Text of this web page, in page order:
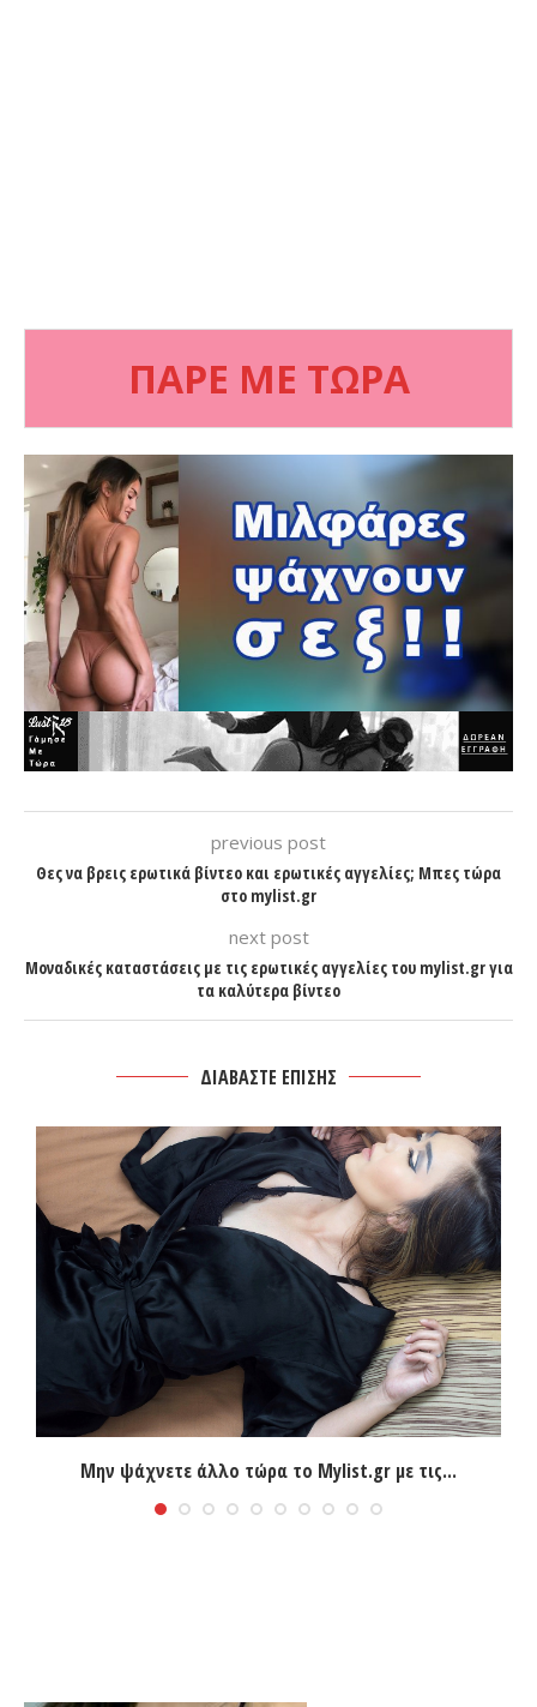
ΠΑΡΕ ΜΕ ΤΩΡΑ
previous post
Θες να βρεις ερωτικά βίντεο και ερωτικές αγγελίες; Μπες τώρα
στο mylist.gr
next post
Μοναδικές καταστάσεις με τις ερωτικές αγγελίες του mylist.gr για
τα καλύτερα βίντεο
ΔΙΑΒΑΣΤΕ ΕΠΙΣΗΣ
Μην ψάχνετε άλλο τώρα το Mylist.gr με τις...